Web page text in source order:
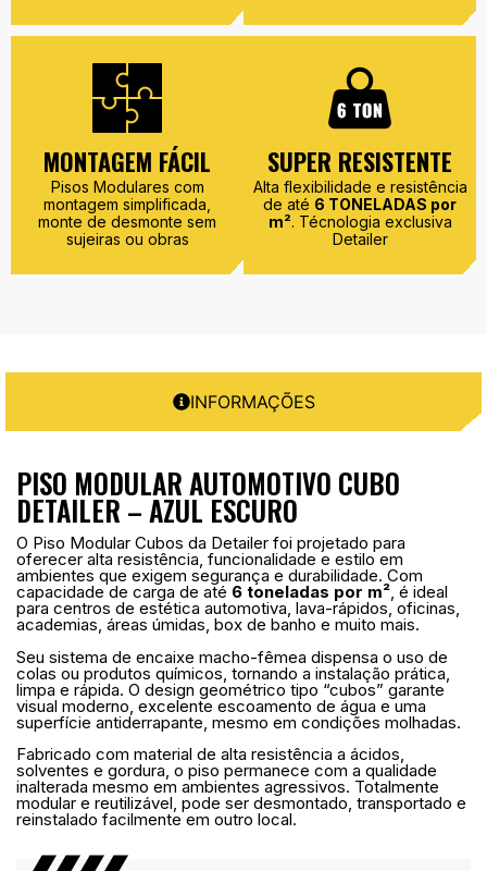
MONTAGEM FÁCIL
Pisos Modulares com
montagem simplificada,
monte de desmonte sem
sujeiras ou obras
SUPER RESISTENTE
Alta flexibilidade e resistência
de até 6 TONELADAS por
m². Técnologia exclusiva
Detailer
INFORMAÇÕES
PISO MODULAR AUTOMOTIVO CUBO
DETAILER – AZUL ESCURO
O Piso Modular Cubos da Detailer foi projetado para
oferecer alta resistência, funcionalidade e estilo em
ambientes que exigem segurança e durabilidade. Com
capacidade de carga de até 6 toneladas por m², é ideal
para centros de estética automotiva, lava-rápidos, oficinas,
academias, áreas úmidas, box de banho e muito mais.
Seu sistema de encaixe macho-fêmea dispensa o uso de
colas ou produtos químicos, tornando a instalação prática,
limpa e rápida. O design geométrico tipo “cubos” garante
visual moderno, excelente escoamento de água e uma
superfície antiderrapante, mesmo em condições molhadas.
Fabricado com material de alta resistência a ácidos,
solventes e gordura, o piso permanece com a qualidade
inalterada mesmo em ambientes agressivos. Totalmente
modular e reutilizável, pode ser desmontado, transportado e
reinstalado facilmente em outro local.